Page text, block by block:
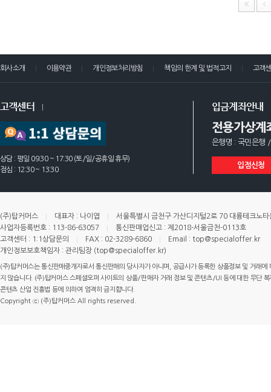
회사소개 이용약관 개인정보처리방침 책임의 한계 및 법적고지 고객
고객센터
상담 : 평일 09:30 ~ 17:30 (토/일/공휴일 휴무)
점심 : 12:30 ~ 13:30
입금계좌안내
전용가상계
은행명 : 국민은행
입점신청
(주)탑커머스 대표자 : 나이엽
서울특별시 금천구 가산디지털2로 70 대륭테크노
사업자등록번호 : 113-86-63057
통신판매업신고 : 제2018-서울금천-0113호
고객센터 : 1:1상담문의
FAX : 02-3289-6860
Email : top@specialoffer.kr
개인정보보호책임자 : 관리팀장 (top@specialoffer.kr)
(주)탑커머스는 통신판매중개자로서 통신판매의 당사자가 아니며, 공급사가 등록한 상품정보 및 거래
지 않습니다. (주)탑커머스 스페셜오퍼 사이트의 상품/판매자 거래 정보 및 콘텐츠/UI 등에 대한 무단
콘텐츠 산업 진흥법 등에 의하여 엄격히 금지합니다.
Copyright ⓒ (주)탑커머스 All rights reserved.